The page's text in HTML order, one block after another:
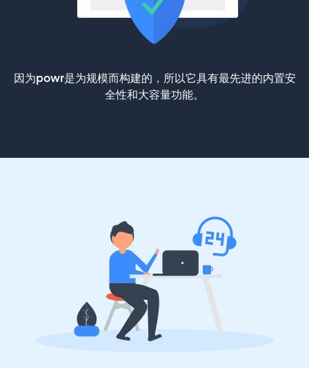
因为powr是为规模而构建的，所以它具有最先进的内置安
全性和大容量功能。